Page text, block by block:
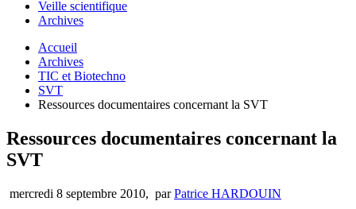
Veille scientifique
Archives
Accueil
Archives
TIC et Biotechno
SVT
Ressources documentaires concernant la SVT
Ressources documentaires concernant la
SVT
mercredi 8 septembre 2010, parPatrice HARDOUIN